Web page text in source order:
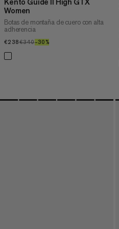
Women
Botas de montaña de cuero con alta
adherencia
€238€238
€340€340
–30%